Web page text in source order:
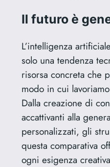
Il futuro è
L’intelligenza
solo una tendenza
risorsa concreta che
modo in cui
Dalla creazione di
accattivanti alla
personalizzati, gli
questa comparativa
ogni esigenza